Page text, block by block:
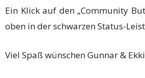
Ein Klick auf den „Community
oben in der schwarzen Status-
Viel Spaß wünschen Gunnar &